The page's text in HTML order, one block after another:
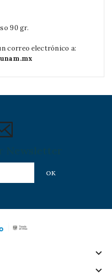
90 gr.
correo electrónico a:
keyboard_arrow_down
